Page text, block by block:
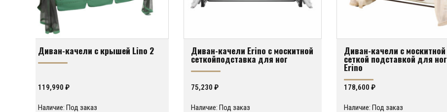
Диван-качели с крышей Lino 2
119,990 ₽
Наличие: Под заказ
Диван-качели Erino с москитной
сеткойподставка для ног
75,230 ₽
Наличие: Под заказ
Диван-качели с москитной
сеткой подставкой для ног
Erino
178,600 ₽
Наличие: Под заказ